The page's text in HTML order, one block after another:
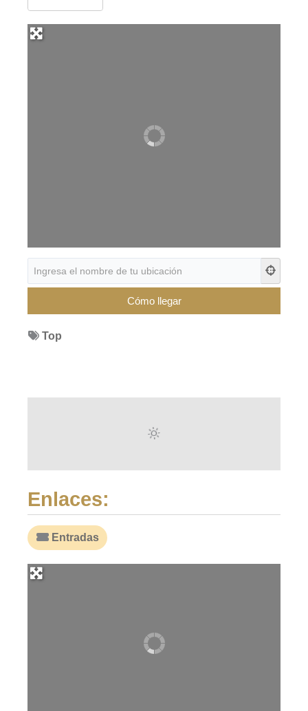
Top
Enlaces:
Entradas